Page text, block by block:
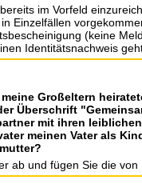
im Vorfeld
Einzelfällen
(keine
Identitätsnachweis
Großeltern
Überschrift
mit ihren
meinen Vater als
ab und fügen Sie die